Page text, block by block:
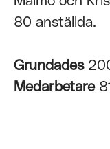
80 anställda.
Grundades
Medarbetare 81